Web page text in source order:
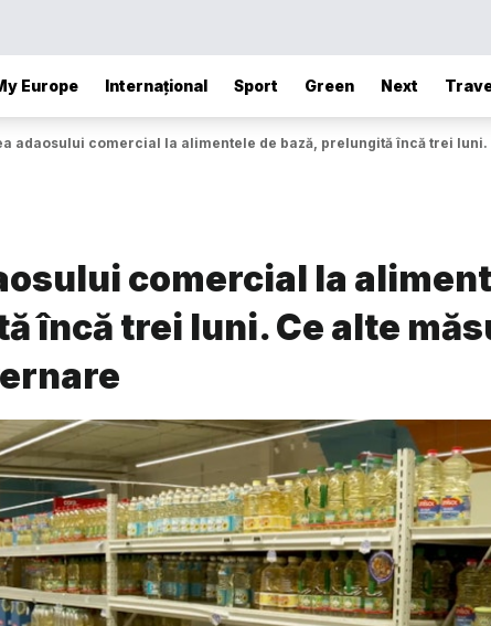
Europe Internațional Sport Green Next
adaosului comercial la alimentele de bază, prelungită încă trei
comercial la
încă trei luni. Ce alte